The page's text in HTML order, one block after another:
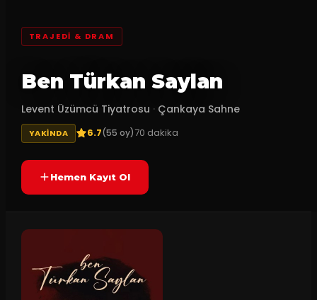
TRAJEDI & DRAM
Ben Türkan Saylan
Levent Üzümcü Tiyatrosu · Çankaya Sahne
YAKINDA 6.7(55 oy)70 dakika
Hemen Kayıt Ol